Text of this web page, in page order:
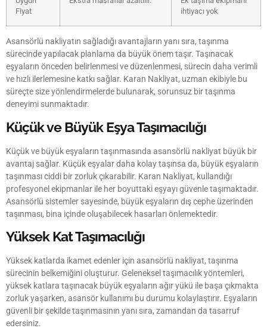
Fiyat
ihtiyacı yok
Asansörlü nakliyatın sağladığı avantajların yanı sıra, taşınma
sürecinde yapılacak planlama da büyük önem taşır. Taşınacak
eşyaların önceden belirlenmesi ve düzenlenmesi, sürecin daha verimli
ve hızlı ilerlemesine katkı sağlar. Karan Nakliyat, uzman ekibiyle bu
süreçte size yönlendirmelerde bulunarak, sorunsuz bir taşınma
deneyimi sunmaktadır.
Küçük ve Büyük Eşya Taşımacılığı
Küçük ve büyük eşyaların taşınmasında asansörlü nakliyat büyük bir
avantaj sağlar. Küçük eşyalar daha kolay taşınsa da, büyük eşyaların
taşınması ciddi bir zorluk çıkarabilir. Karan Nakliyat, kullandığı
profesyonel ekipmanlar ile her boyuttaki eşyayı güvenle taşımaktadır.
Asansörlü sistemler sayesinde, büyük eşyaların dış cephe üzerinden
taşınması, bina içinde oluşabilecek hasarları önlemektedir.
Yüksek Kat Taşımacılığı
Yüksek katlarda ikamet edenler için asansörlü nakliyat, taşınma
sürecinin belkemiğini oluşturur. Geleneksel taşımacılık yöntemleri,
yüksek katlara taşınacak büyük eşyaların ağır yükü ile başa çıkmakta
zorluk yaşarken, asansör kullanımı bu durumu kolaylaştırır. Eşyaların
güvenli bir şekilde taşınmasının yanı sıra, zamandan da tasarruf
edersiniz.